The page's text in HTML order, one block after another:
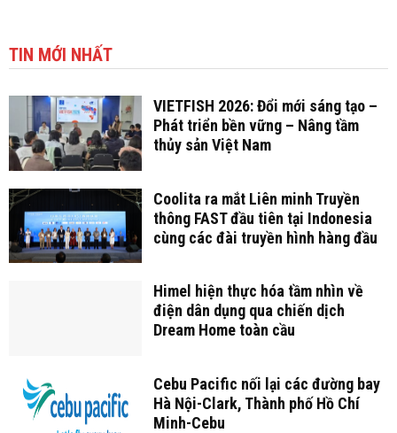
TIN MỚI NHẤT
VIETFISH 2026: Đổi mới sáng tạo –
Phát triển bền vững – Nâng tầm
thủy sản Việt Nam
Coolita ra mắt Liên minh Truyền
thông FAST đầu tiên tại Indonesia
cùng các đài truyền hình hàng đầu
Himel hiện thực hóa tầm nhìn về
điện dân dụng qua chiến dịch
Dream Home toàn cầu
Cebu Pacific nối lại các đường bay
Hà Nội-Clark, Thành phố Hồ Chí
Minh-Cebu